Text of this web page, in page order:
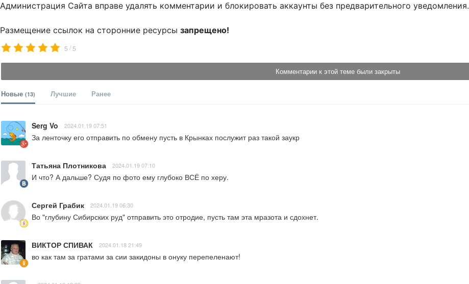
Администрация Сайта вправе удалять комментарии и блокировать аккаунты без предварительного уведомления.
Размещение ссылок на сторонние ресурсы запрещено!
5 / 5
Комментарии к этой теме были закрыты
Новые (13) Лучшие Ранее
Serg Vo 2024.01.19 07:51
За ленточку его отправить по обмену пусть в Крынках послужит раз такой заукр
Татьяна Плотникова 2024.01.19 07:10
И что? А дальше? Судя по фото ему глубоко ВСЁ по херу.
Сергей Грабик 2024.01.19 06:30
Во "глубину Сибирских руд" отправить это отродие, пусть там эта мразота и сдохнет.
ВИКТОР СПИВАК 2024.01.18 21:49
во как там за гратами за сии закидоны в онуку перепеленают!